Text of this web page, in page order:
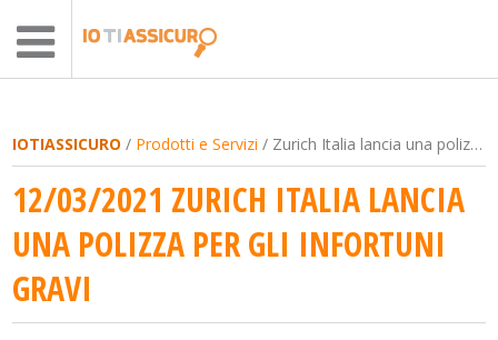
IOTIASSICURO / Prodotti e Servizi / Zurich Italia lancia una polizza per gli infortuni gravi
12/03/2021 ZURICH ITALIA LANCIA
UNA POLIZZA PER GLI INFORTUNI
GRAVI